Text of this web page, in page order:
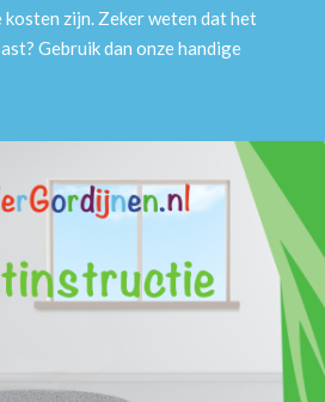
kosten zijn. Zeker weten dat het
Gebruik dan onze handige